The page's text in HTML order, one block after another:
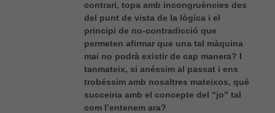
contrari, topa amb incongruències des
del punt de vista de la lògica i el
principi de no-contradicció que
permeten afirmar que una tal màquina
mai no podrà existir de cap manera? I
tanmateix, si anéssim al passat i ens
trobéssim amb nosaltres mateixos, què
succeiria amb el concepte del “jo” tal
com l’entenem ara?